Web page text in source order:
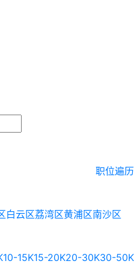
职位遍历
白云区荔湾区黄浦区南沙区
10-15K15-20K20-30K30-50K